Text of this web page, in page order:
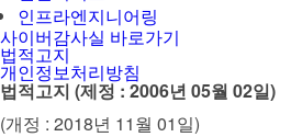
인프라엔지니어링
사이버감사실 바로가기
법적고지
개인정보처리방침
법적고지 (제정 : 2006년 05월 02일)
(개정 : 2018년 11월 01일)